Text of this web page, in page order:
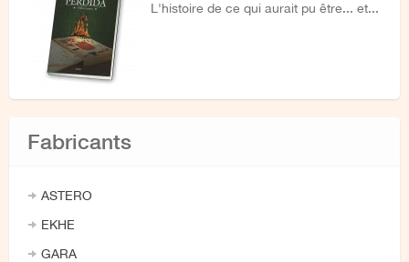
L'histoire de ce qui aurait pu être... et...
Fabricants
ASTERO
EKHE
GARA